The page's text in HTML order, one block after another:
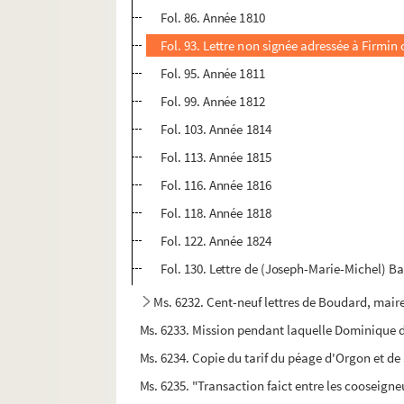
Fol. 86. Année 1810
Fol. 93. Lettre non signée adressée à
Fol. 95. Année 1811
Fol. 99. Année 1812
Fol. 103. Année 1814
Fol. 113. Année 1815
Fol. 116. Année 1816
Fol. 118. Année 1818
Fol. 122. Année 1824
Fol. 130. Lettre de (Joseph-Marie-Michel)
Ms. 6232. Cent-neuf lettres de Boudard,
Ms. 6233. Mission pendant laquelle
Ms. 6234. Copie du tarif du péage d'Orgon et
Ms. 6235. "Transaction faict entre les